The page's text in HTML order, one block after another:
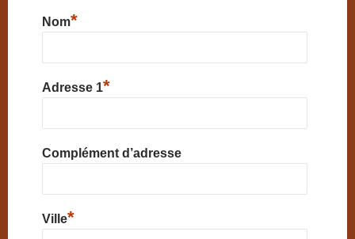
Nom*
Adresse 1*
Complément d’adresse
Ville*